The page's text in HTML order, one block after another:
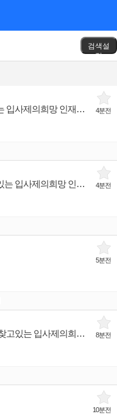
검색설
정
4분전
인천 연수구 에서 의류 일자리를 찾고있는 입사제의희망 인재입니다.
4분전
서울 동대문구 에서 의류 일자리를 찾고있는 입사제의희망 인재입니다.
5분전
8분전
전북 전주시 완산구 에서 의류 일자리를 찾고있는 입사제의희망 인재입니다.
10분전